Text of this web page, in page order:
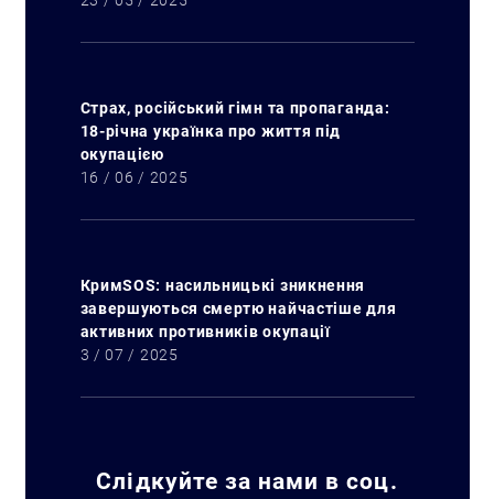
Страх, російський гімн та пропаганда:
18-річна українка про життя під
окупацією
16 / 06 / 2025
КримSOS: насильницькі зникнення
завершуються смертю найчастіше для
активних противників окупації
3 / 07 / 2025
Слідкуйте за нами в соц.